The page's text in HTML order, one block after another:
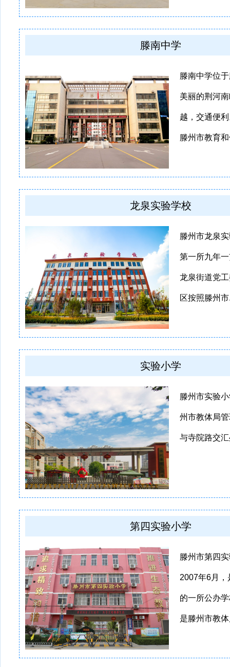
滕南中学
滕南中学位
美丽的荆河
越，交通便
滕州市教育
龙泉实验学校
滕州市龙泉
第一所九年
龙泉街道党
区按照滕州市
实验小学
滕州市实验
州市教体局
与寺院路交
第四实验小学
滕州市第四
2007年6月，
的一所公办
是滕州市教